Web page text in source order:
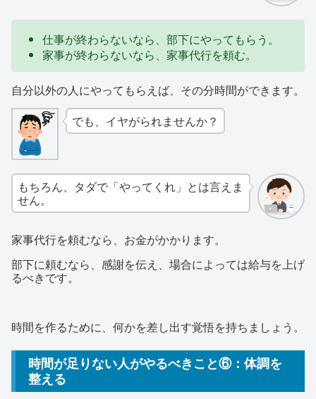
仕事が終わらないなら、部下にやってもらう。
家事が終わらないなら、家事代行を頼む。
自分以外の人にやってもらえば、その分時間ができます。
でも、イヤがられませんか？
もちろん、タダで「やってくれ」とは言えま
せん。
家事代行を頼むなら、お金がかかります。
部下に頼むなら、感謝を伝え、場合によっては給与を上げ
るべきです。
時間を作るために、何かを差し出す覚悟を持ちましょう。
時間が足りない人がやるべきこと⑥：体調を
整える